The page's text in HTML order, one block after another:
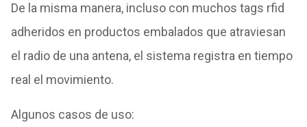
De la misma manera, incluso con muchos tags rfid
adheridos en productos embalados que atraviesan
el radio de una antena, el sistema registra en tiempo
real el movimiento.
Algunos casos de uso: